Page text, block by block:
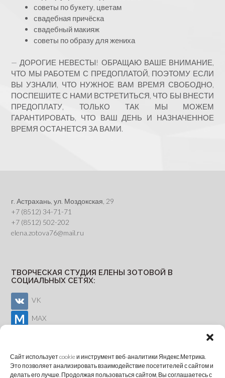
Сайт использует cookie и инструмент веб-аналитики Яндекс.Метрика.
Это позволяет анализировать взаимодействие посетителей с сайтом и
делать его лучше. Продолжая пользоваться сайтом, Вы соглашаетесь с
советы по букету, цветам
свадебная причёска
свадебный макияж
советы по образу для жениха
— ДОРОГИЕ НЕВЕСТЫ! ОБРАЩАЮ ВАШЕ ВНИМАНИЕ,
ЧТО МЫ РАБОТЕМ С ПРЕДОПЛАТОЙ, ПОЭТОМУ ЕСЛИ
ВЫ УЗНАЛИ, ЧТО НУЖНОЕ ВАМ ВРЕМЯ СВОБОДНО,
ПОСПЕШИТЕ С НАМИ ВСТРЕТИТЬСЯ, ЧТО БЫ ВНЕСТИ
ПРЕДОПЛАТУ, ТОЛЬКО ТАК МЫ МОЖЕМ
ГАРАНТИРОВАТЬ, ЧТО ВАШ ДЕНЬ И НАЗНАЧЕННОЕ
ВРЕМЯ ОСТАНЕТСЯ ЗА ВАМИ.
г. Астрахань, ул. Моздокская, 29
+7 (8512) 34-71-71
+7 (8512) 502-202
elena.zotova76@mail.ru
ТВОРЧЕСКАЯ СТУДИЯ ЕЛЕНЫ ЗОТОВОЙ В
СОЦИАЛЬНЫХ СЕТЯХ:
VK
MAX